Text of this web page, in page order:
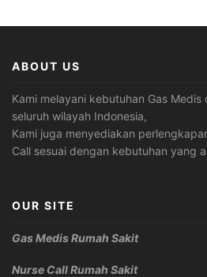
ABOUT US
Kami melayani kebutuhan Gas Medis
seluruh wilayah Indonesia,
Kami juga menyediakan
Call sesuai dengan kebutuhan yang
OUR SITE
Gas Medis Rumah Sakit
Nurse Call Rumah Sakit